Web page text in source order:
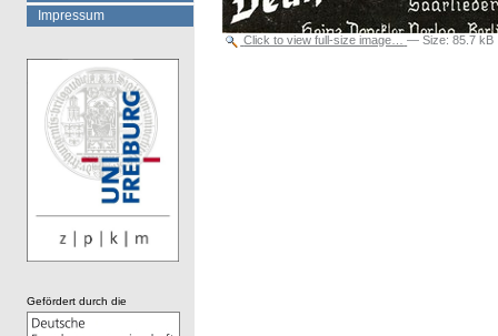
Click to view full-size image… —Size:85.7 kB
Impressum
Gefördert durch die